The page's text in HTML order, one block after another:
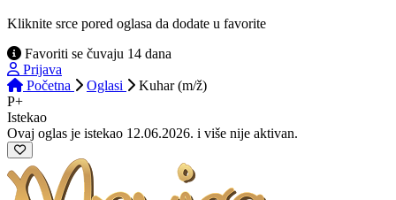
Kliknite srce pored oglasa da dodate u favorite
Favoriti se čuvaju 14 dana
Prijava
Početna
Oglasi
Kuhar (m/ž)
P+
Istekao
Ovaj oglas je istekao 12.06.2026. i više nije aktivan.